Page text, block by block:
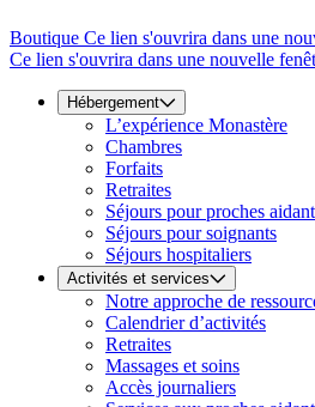
Boutique Ce lien s'ouvrira dans une
Ce lien s'ouvrira dans une nouvelle
Hébergement
L’expérience Monastère
Chambres
Forfaits
Retraites
Séjours pour proches
Séjours pour soignants
Séjours hospitaliers
Activités et services
Notre approche de
Calendrier d’activités
Retraites
Massages et soins
Accès journaliers